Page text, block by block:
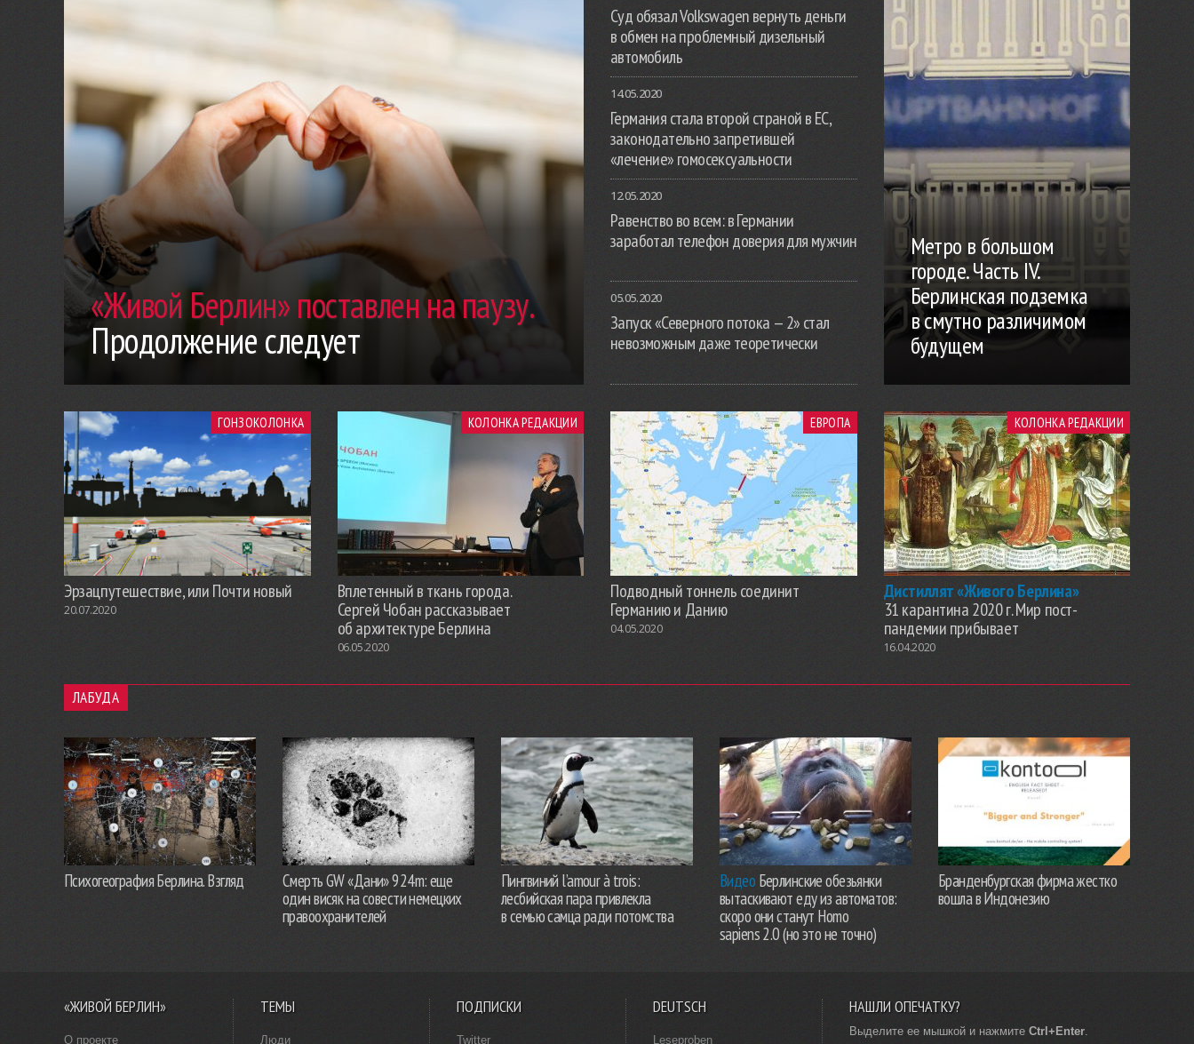
«Живой Берлин» поставлен на паузу.
Продолжение следует
Суд обязал Volkswagen вернуть деньги
в обмен на проблемный дизельный
автомобиль
14.05.2020
Германия стала второй страной в ЕС,
законодательно запретившей
«лечение» гомосексуальности
12.05.2020
Равенство во всем: в Германии
заработал телефон доверия для мужчин
05.05.2020
Запуск «Северного потока — 2» стал
невозможным даже теоретически
Метро в большом
городе. Часть IV.
Берлинская подземка
в смутно различимом
будущем
ГОНЗОКОЛОНКА
Эрзацпутешествие, или Почти новый
20.07.2020
КОЛОНКА РЕДАКЦИИ
Вплетенный в ткань города.
Сергей Чобан рассказывает
об архитектуре Берлина
06.05.2020
ЕВРОПА
Подводный тоннель соединит
Германию и Данию
04.05.2020
КОЛОНКА РЕДАКЦИИ
Дистиллят «Живого Берлина»
31 карантина 2020 г. Мир пост-
пандемии прибывает
16.04.2020
ЛАБУДА
Психогеография Берлина. Взгляд
Смерть GW «Дани» 924m: еще
один висяк на совести немецких
правоохранителей
Пингвиний l’amour à trois:
лесбийская пара привлекла
в семью самца ради потомства
Видео Берлинские обезьянки
вытаскивают еду из автоматов:
скоро они станут Homo
sapiens 2.0 (но это не точно)
Бранденбургская фирма жестко
вошла в Индонезию
«ЖИВОЙ БЕРЛИН»
О проекте
ТЕМЫ
Люди
ПОДПИСКИ
Twitter
DEUTSCH
Leseproben
НАШЛИ ОПЕЧАТКУ?
Выделите ее мышкой и нажмите Ctrl+Enter.